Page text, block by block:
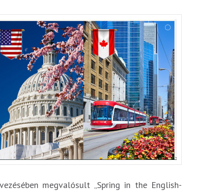
megvalósult „Spring in the English-